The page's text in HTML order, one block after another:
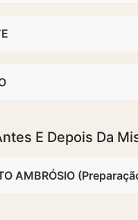
E Depois Da
AMBRÓSIO